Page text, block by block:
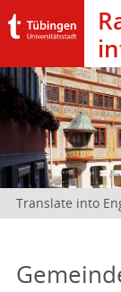
Translate into